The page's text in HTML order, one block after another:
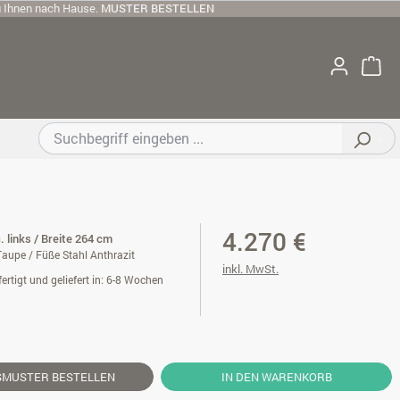
nach Hause. MUSTER BESTELLEN
links / Breite 264 cm
/ Füße Stahl Anthrazit
und geliefert in: 6-8 Wochen
4.270 €
inkl. MwSt.
BESTELLEN IN DEN WARENKORB